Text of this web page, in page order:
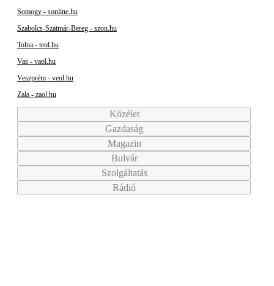
Somogy - sonline.hu
Szabolcs-Szatmár-Bereg - szon.hu
Tolna - teol.hu
Vas - vaol.hu
Veszprém - veol.hu
Zala - zaol.hu
Közélet
Gazdaság
Magazin
Bulvár
Szolgáltatás
Rádió